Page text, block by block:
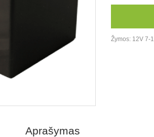
Žymos: 12V 7-
Aprašymas